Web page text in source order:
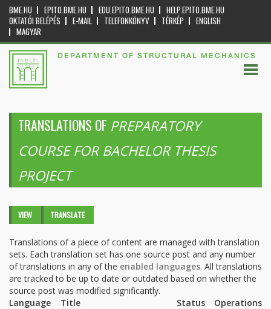
BME.HU EPITO.BME.HU EDU.EPITO.BME.HU
HELP.EPITO.BME.HU
OKTATÓI BELÉPÉS
E-MAIL TELEFONKÖNYV TÉRKÉP
ENGLISH
MAGYAR
DEPARTMENT OF STRUCTURAL MECHANICS
TRANSLATIONS OF PREPARATORY
COURSE FOR BACHELOR THESIS
PROJECT
Primary tabs
VIEW TRANSLATE
Translations of a piece of content are managed with translation
sets. Each translation set has one source post and any number
of translations in any of the enabled languages. All translations
are tracked to be up to date or outdated based on whether the
source post was modified significantly.
Language
Title Status
Operations